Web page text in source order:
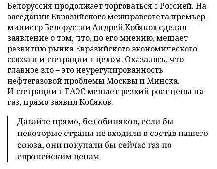
Белоруссия продолжает торговаться с Россией. На
заседании Евразийского межправсовета премьер-
министр Белоруссии Андрей Кобяков сделал
заявление о том, что, по его мнению, мешает
развитию рынка Евразийского экономического
союза и интеграции в целом. Оказалось, что
главное зло – это неурегулированность
нефтегазовой проблемы Москвы и Минска.
Интеграции в ЕАЭС мешает резкий рост цены на
газ, прямо заявил Кобяков.
Давайте прямо, без обиняков, если бы
некоторые страны не входили в состав нашего
союза, они покупали бы сейчас газ по
европейским ценам